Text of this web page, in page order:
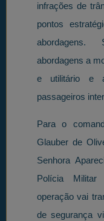
infrações de
pontos
abordagens.
abordagens a
e utilitário e
passageiros
Para o
Glauber de
Senhora
Polícia
operação vai
de segurança